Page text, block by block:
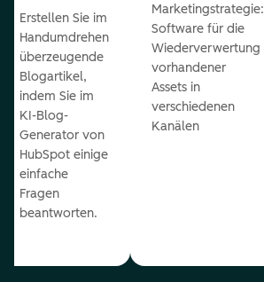
Erstellen Sie im
Handumdrehen
überzeugende
Blogartikel,
indem Sie im
KI-Blog-
Generator von
HubSpot einige
einfache
Fragen
beantworten.
Marketingstrategie:
Software für die
Wiederverwertung
vorhandener
Assets in
verschiedenen
Kanälen